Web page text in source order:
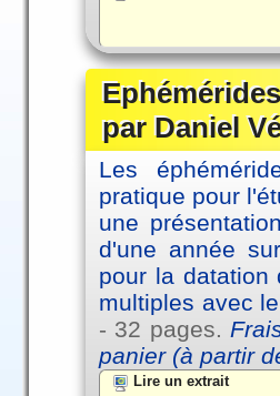
par Daniel
Les
pratique pour
une
d'une année
pour la datation
multiples avec
- 32 pages.
panier (à partir
Lire un extrait